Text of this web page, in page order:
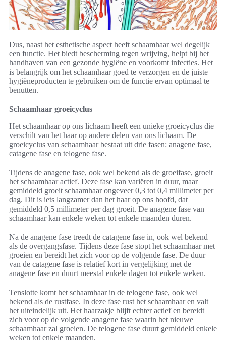
Dus, naast het esthetische aspect heeft schaamhaar wel degelijk
een functie. Het biedt bescherming tegen wrijving, helpt bij het
handhaven van een gezonde hygiëne en voorkomt infecties. Het
is belangrijk om het schaamhaar goed te verzorgen en de juiste
hygiëneproducten te gebruiken om de functie ervan optimaal te
benutten.
Schaamhaar groeicyclus
Het schaamhaar op ons lichaam heeft een unieke groeicyclus die
verschilt van het haar op andere delen van ons lichaam. De
groeicyclus van schaamhaar bestaat uit drie fasen: anagene fase,
catagene fase en telogene fase.
Tijdens de anagene fase, ook wel bekend als de groeifase, groeit
het schaamhaar actief. Deze fase kan variëren in duur, maar
gemiddeld groeit schaamhaar ongeveer 0,3 tot 0,4 millimeter per
dag. Dit is iets langzamer dan het haar op ons hoofd, dat
gemiddeld 0,5 millimeter per dag groeit. De anagene fase van
schaamhaar kan enkele weken tot enkele maanden duren.
Na de anagene fase treedt de catagene fase in, ook wel bekend
als de overgangsfase. Tijdens deze fase stopt het schaamhaar met
groeien en bereidt het zich voor op de volgende fase. De duur
van de catagene fase is relatief kort in vergelijking met de
anagene fase en duurt meestal enkele dagen tot enkele weken.
Tenslotte komt het schaamhaar in de telogene fase, ook wel
bekend als de rustfase. In deze fase rust het schaamhaar en valt
het uiteindelijk uit. Het haarzakje blijft echter actief en bereidt
zich voor op de volgende anagene fase waarin het nieuwe
schaamhaar zal groeien. De telogene fase duurt gemiddeld enkele
weken tot enkele maanden.